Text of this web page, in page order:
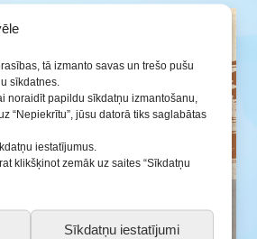
tā izmanto savas un trešo pušu
sīkdatnes.
noraidīt papildu sīkdatņu izmantošanu,
“Nepiekrītu”, jūsu datorā tiks saglabātas
iestatījumus.
klikšķinot zemāk uz saites “Sīkdatņu
Sīkdatņu iestatījumi